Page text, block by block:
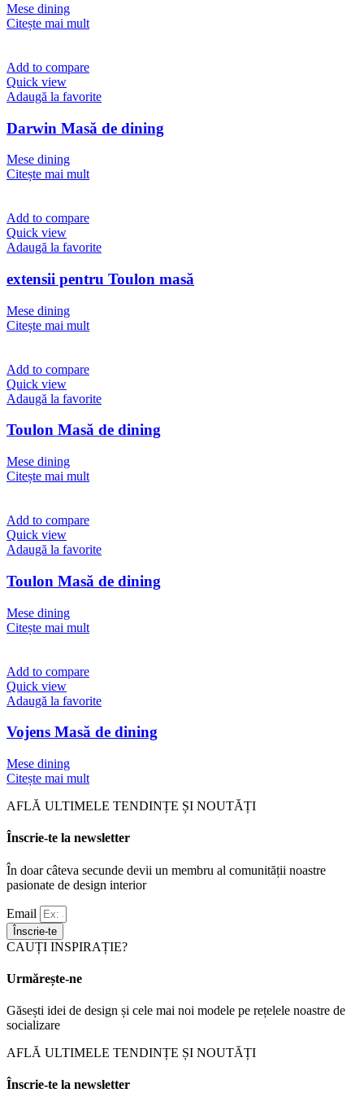
Mese dining
Citește mai mult
Add to compare
Quick view
Adaugă la favorite
Darwin Masă de dining
Mese dining
Citește mai mult
Add to compare
Quick view
Adaugă la favorite
extensii pentru Toulon masă
Mese dining
Citește mai mult
Add to compare
Quick view
Adaugă la favorite
Toulon Masă de dining
Mese dining
Citește mai mult
Add to compare
Quick view
Adaugă la favorite
Toulon Masă de dining
Mese dining
Citește mai mult
Add to compare
Quick view
Adaugă la favorite
Vojens Masă de dining
Mese dining
Citește mai mult
AFLĂ ULTIMELE TENDINȚE ȘI NOUTĂȚI
Înscrie-te la newsletter
În doar câteva secunde devii un membru al comunității noastre
pasionate de design interior
Email
Înscrie-te
CAUȚI INSPIRAȚIE?
Urmărește-ne
Găsești idei de design și cele mai noi modele pe rețelele noastre de
socializare
AFLĂ ULTIMELE TENDINȚE ȘI NOUTĂȚI
Înscrie-te la newsletter